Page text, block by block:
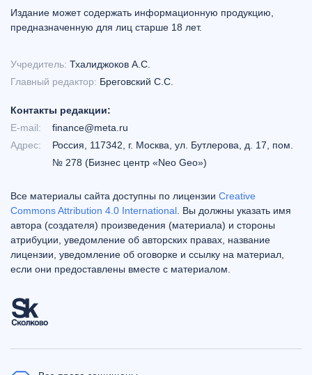
Издание может содержать информационную продукцию,
предназначенную для лиц старше 18 лет.
Учредитель: Тхалиджоков А.С.
Главный редактор: Бреговский С.С.
Контакты редакции:
E-mail:
finance@meta.ru
Адрес:
Россия, 117342, г. Москва, ул. Бутлерова, д. 17, пом.
№ 278 (Бизнес центр «Neo Geo»)
Все материалы сайта доступны по лицензии Creative
Commons Attribution 4.0 International . Вы должны указать имя
автора (создателя) произведения (материала) и стороны
атрибуции, уведомление об авторских правах, название
лицензии, уведомление об оговорке и ссылку на материал,
если они предоставлены вместе с материалом.